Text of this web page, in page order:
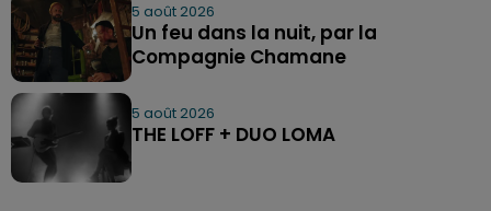
5 août 2026
Un feu dans la nuit, par la
Compagnie Chamane
5 août 2026
THE LOFF + DUO LOMA